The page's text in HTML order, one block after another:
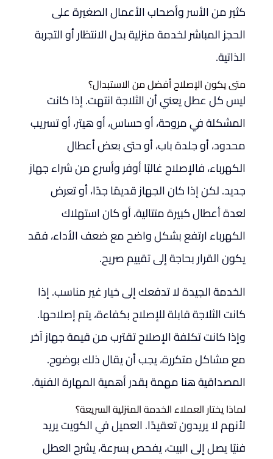
كثير من الأسر وأصحاب الأعمال الصغيرة على
الحجز المباشر لخدمة منزلية بدل الانتظار أو التجربة
الذاتية.
متى يكون الإصلاح أفضل من الاستبدال؟
ليس كل عطل يعني أن الثلاجة انتهت. إذا كانت
المشكلة في مروحة، أو حساس، أو هيتر، أو تسريب
محدود، أو جلدة باب، أو حتى بعض أعطال
الكهرباء، فالإصلاح غالبًا أوفر وأسرع من شراء جهاز
جديد. لكن إذا كان الجهاز قديمًا جدًا، أو تعرض
لعدة أعطال كبيرة متتالية، أو كان استهلاك
الكهرباء ارتفع بشكل واضح مع ضعف الأداء، فقد
يكون القرار بحاجة إلى تقييم صريح.
الخدمة الجيدة لا تدفعك إلى خيار غير مناسب. إذا
كانت الثلاجة قابلة للإصلاح بكفاءة، يتم إصلاحها.
وإذا كانت تكلفة الإصلاح تقترب من قيمة جهاز آخر
مع مشاكل متكررة، يجب أن يقال ذلك بوضوح.
المصداقية هنا مهمة بقدر أهمية المهارة الفنية.
لماذا يختار العملاء الخدمة المنزلية السريعة؟
لأنهم لا يريدون تعقيدًا. العميل في الكويت يريد
فنيًا يصل إلى البيت، يفحص بسرعة، يشرح العطل